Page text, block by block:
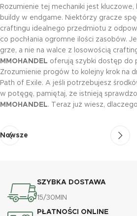
Rozumienie tej mechaniki jest
buildy w endgame. Niektórzy gracze
craftingu idealnego przedmiotu z
co pochłania ogromne ilości zasobów.
grze, a nie na walce z losowością
MMOHANDEL oferują szybki dostęp do
Zrozumienie progów to kolejny krok na
Path of Exile. A jeśli potrzebujesz
w potęgę, pamiętaj, że istnieją
MMOHANDEL. Teraz już wiesz,
Nowsze
SZYBKA DOSTAWA
15/30MIN
PŁATNOŚCI ONLINE